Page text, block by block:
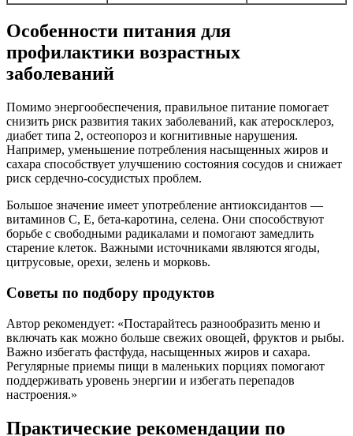
Особенности питания для
профилактики возрастных
заболеваний
Помимо энергообеспечения, правильное питание помогает
снизить риск развития таких заболеваний, как атеросклероз,
диабет типа 2, остеопороз и когнитивные нарушения.
Например, уменьшение потребления насыщенных жиров и
сахара способствует улучшению состояния сосудов и снижает
риск сердечно-сосудистых проблем.
Большое значение имеет употребление антиоксидантов —
витаминов C, E, бета-каротина, селена. Они способствуют
борьбе с свободными радикалами и помогают замедлить
старение клеток. Важными источниками являются ягоды,
цитрусовые, орехи, зелень и морковь.
Советы по подбору продуктов
Автор рекомендует: «Постарайтесь разнообразить меню и
включать как можно больше свежих овощей, фруктов и рыбы.
Важно избегать фастфуда, насыщенных жиров и сахара.
Регулярные приемы пищи в маленьких порциях помогают
поддерживать уровень энергии и избегать перепадов
настроения.»
Практические рекомендации по